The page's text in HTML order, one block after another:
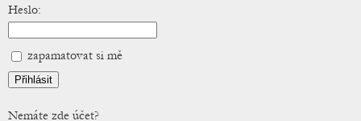
Heslo:
zapamatovat si mě
Nemáte zde účet?